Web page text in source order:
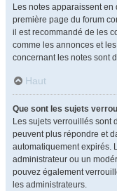
Les notes apparaissent
première page du forum
il est recommandé de les
comme les annonces et
concernant les notes sont
Haut
Que sont les sujets
Les sujets verrouillés sont
peuvent plus répondre et
automatiquement expirés.
administrateur ou un
pouvez également
les administrateurs.